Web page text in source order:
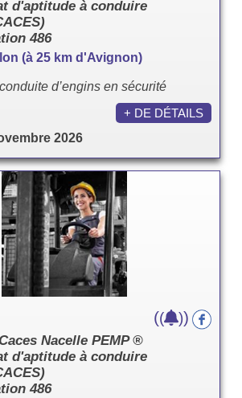
d'aptitude à conduire
486
(à 25 km d'Avignon)
d’engins en sécurité
2026
+ DE DÉTAILS
Nacelle PEMP ®
d'aptitude à conduire
486
(( ))